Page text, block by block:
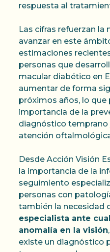
respuesta al
Las cifras refuerzan la
avanzar en este
estimaciones
personas que
macular diabético en
aumentar de forma
próximos años, lo que
importancia de la
diagnóstico temprano
atención
Desde Acción Visión
la importancia de la
seguimiento
personas con
también la necesidad
especialista ante
anomalía en la visión
existe un diagnóstico